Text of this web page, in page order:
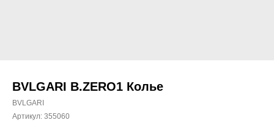
BVLGARI B.ZERO1 Колье
BVLGARI
Артикул: 355060